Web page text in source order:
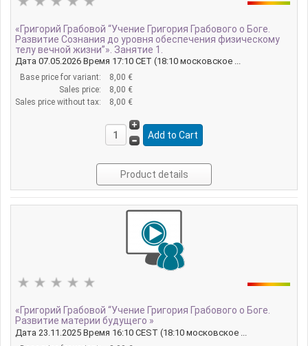
«Григорий Грабовой “Учение Григория Грабового о Боге.
Развитие Сознания до уровня обеспечения физическому
телу вечной жизни”». Занятие 1.
Дата 07.05.2026 Время 17:10 CET (18:10 московское ...
Base price for variant:
8,00 €
Sales price:
8,00 €
Sales price without tax:
8,00 €
Product details
«Григорий Грабовой “Учение Григория Грабового о Боге.
Развитие материи будущего »
Дата 23.11.2025 Время 16:10 CEST (18:10 московское ...